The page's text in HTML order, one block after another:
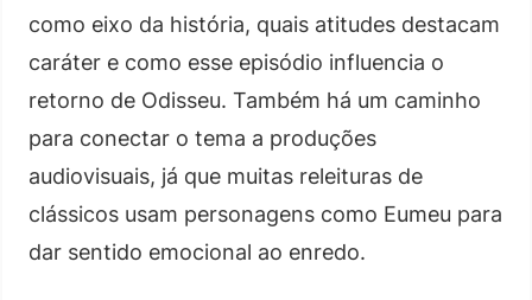
como eixo da história, quais atitudes destacam
caráter e como esse episódio influencia o
retorno de Odisseu. Também há um caminho
para conectar o tema a produções
audiovisuais, já que muitas releituras de
clássicos usam personagens como Eumeu para
dar sentido emocional ao enredo.